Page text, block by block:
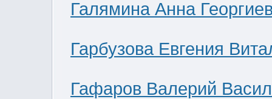
Галямина Анна
Гарбузова Евгения
Гафаров Валерий